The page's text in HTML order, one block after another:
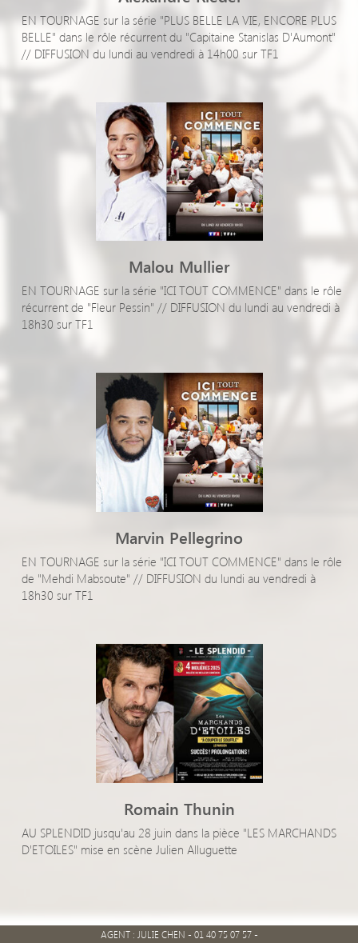
EN TOURNAGE sur la série "PLUS BELLE LA VIE, ENCORE PLUS
BELLE" dans le rôle récurrent du "Capitaine Stanislas D'Aumont"
// DIFFUSION du lundi au vendredi à 14h00 sur TF1
Malou Mullier
EN TOURNAGE sur la série "ICI TOUT COMMENCE" dans le rôle
récurrent de "Fleur Pessin" // DIFFUSION du lundi au vendredi à
18h30 sur TF1
Marvin Pellegrino
EN TOURNAGE sur la série "ICI TOUT COMMENCE" dans le rôle
de "Mehdi Mabsoute" // DIFFUSION du lundi au vendredi à
18h30 sur TF1
Romain Thunin
AU SPLENDID jusqu'au 28 juin dans la pièce "LES MARCHANDS
D'ETOILES" mise en scène Julien Alluguette
AGENT : JULIE CHEN - 01 40 75 07 57 -